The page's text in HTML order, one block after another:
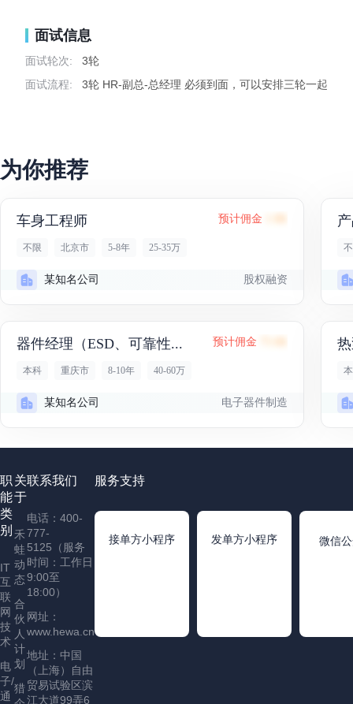
面试信息
面试轮次:
3轮
面试流程:
3轮 HR-副总-总经理 必须到面，可以安排三轮一起
为你推荐
车身工程师 预计佣金
不限 北京市 5-8年 25-35万
某知名公司 股权融资
器件经理（ESD、可靠性... 预计佣金
本科 重庆市 8-10年 40-60万
某知名公司 电子器件制造
职
能
类
别
IT
互
联
网
技
术
电
子/
通
关
于
禾
蛙
动
态
合
伙
人
计
划
猎
联系我们
电话：400-
777-
5125（服务
时间：工作日
9:00至
18:00）
网址：
www.hewa.cn
地址：中国
（上海）自由
贸易试验区滨
江大道99弄6
服务支持
接单方小程序 发单方小程序 微信